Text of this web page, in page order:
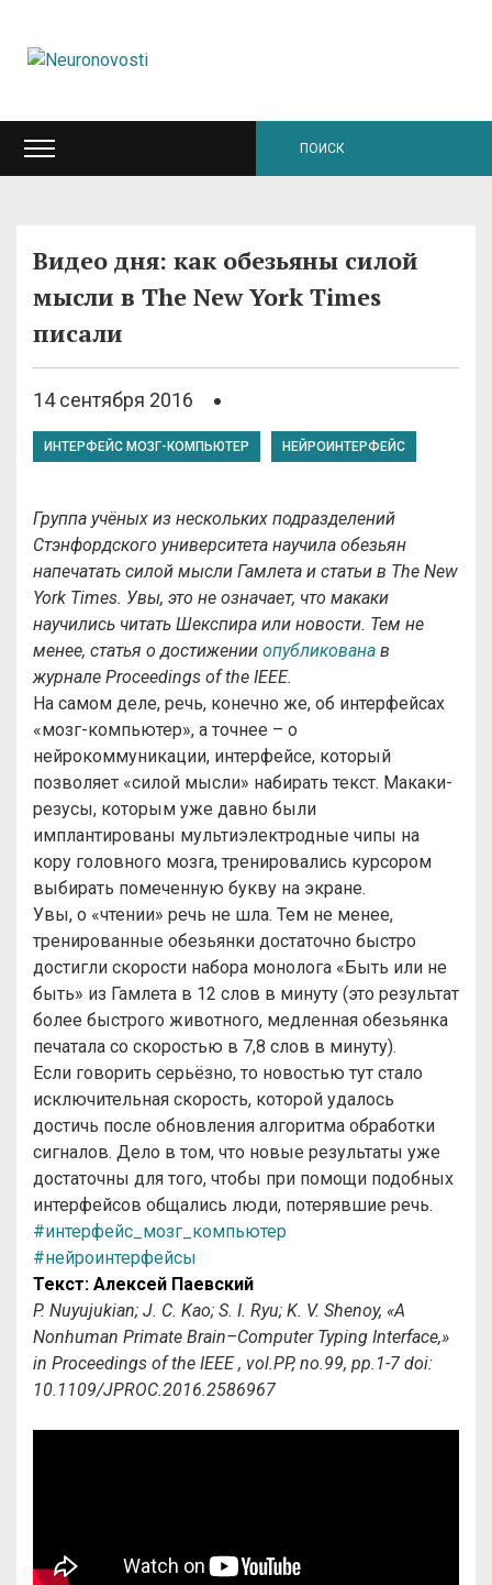
Видео дня: как обезьяны силой
мысли в The New York Times
писали
14 сентября 2016
ИНТЕРФЕЙС МОЗГ-КОМПЬЮТЕР НЕЙРОИНТЕРФЕЙС
Группа учёных из нескольких подразделений
Стэнфордского университета научила обезьян
напечатать силой мысли Гамлета и статьи в The New
York Times. Увы, это не означает, что макаки
научились читать Шекспира или новости. Тем не
менее, статья о достижении опубликована в
журнале Proceedings of the IEEE.
На самом деле, речь, конечно же, об интерфейсах
«мозг-компьютер», а точнее – о
нейрокоммуникации, интерфейсе, который
позволяет «силой мысли» набирать текст. Макаки-
резусы, которым уже давно были
имплантированы мультиэлектродные чипы на
кору головного мозга, тренировались курсором
выбирать помеченную букву на экране.
Увы, о «чтении» речь не шла. Тем не менее,
тренированные обезьянки достаточно быстро
достигли скорости набора монолога «Быть или не
быть» из Гамлета в 12 слов в минуту (это результат
более быстрого животного, медленная обезьянка
печатала со скоростью в 7,8 слов в минуту).
Если говорить серьёзно, то новостью тут стало
исключительная скорость, которой удалось
достичь после обновления алгоритма обработки
сигналов. Дело в том, что новые результаты уже
достаточны для того, чтобы при помощи подобных
интерфейсов общались люди, потерявшие речь.
#интерфейс_мозг_компьютер
#нейроинтерфейсы
Текст: Алексей Паевский
P. Nuyujukian; J. C. Kao; S. I. Ryu; K. V. Shenoy, «A
Nonhuman Primate Brain–Computer Typing Interface,»
in Proceedings of the IEEE , vol.PP, no.99, pp.1-7 doi:
10.1109/JPROC.2016.2586967